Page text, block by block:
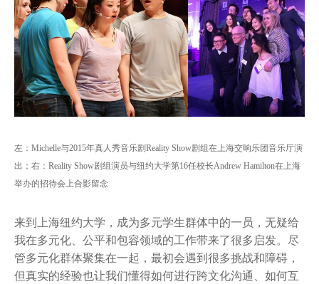
左：Michelle与2015年真人秀音乐剧Reality Show剧组在上海交响乐团音乐厅演
出；右：Reality Show剧组演员与纽约大学第16任校长Andrew Hamilton在上海
举办的招待会上合影留念
来到上海纽约大学，成为多元学生群体中的一员，无疑给
我在多元化、公平和包容领域的工作带来了很多启发。尽
管多元化群体聚集在一起，最初会遇到很多挑战和障碍，
但真实的经验也让我们懂得如何进行跨文化沟通、如何互